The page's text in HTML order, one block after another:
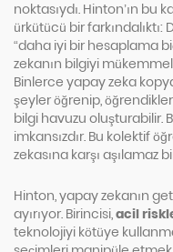
noktasıydı. Hinton’ın bu
ürkütücü bir
“daha iyi bir hesaplama
zekanın bilgiyi
Binlerce yapay zeka
şeyler öğrenip,
bilgi havuzu oluşturabilir.
imkansızdır. Bu kolektif
zekasına karşı aşılamaz
Hinton, yapay zekanın
ayırıyor. Birincisi,acil
teknolojiyi kötüye